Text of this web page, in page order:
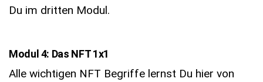
Du im dritten Modul.
Modul 4: Das NFT 1x1
Alle wichtigen NFT Begriffe lernst Du hier von